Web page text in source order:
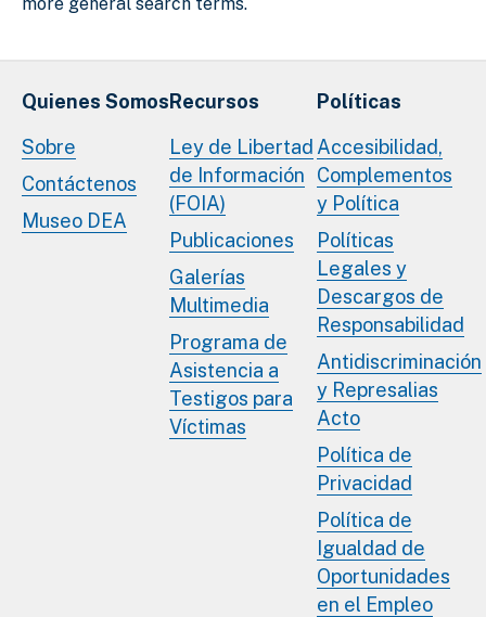
Quienes Somos
Sobre
Contáctenos
Museo DEA
Recursos
Ley de Libertad
de Información
(FOIA)
Publicaciones
Galerías
Multimedia
Programa de
Asistencia a
Testigos para
Víctimas
Políticas
Accesibilidad,
Complementos
y Política
Políticas
Legales y
Descargos de
Responsabilidad
Antidiscriminación
y Represalias
Acto
Política de
Privacidad
Política de
Igualdad de
Oportunidades
en el Empleo